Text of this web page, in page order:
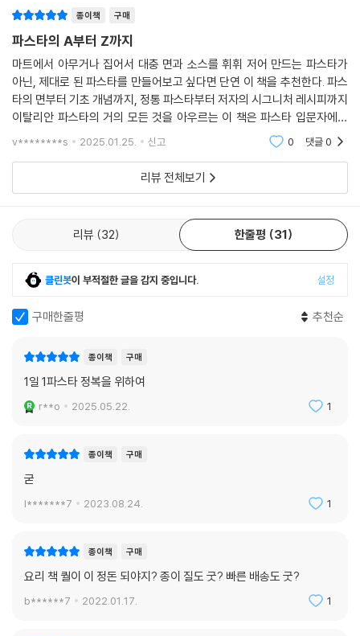
종이책 구매
파스타의 A부터 Z까지
마트에서 아무거나 집어서 대충 면과 소스를 휘휘 저어 만드는 파스타가
아닌, 제대로 된 파스타를 만들어보고 싶다면 단연 이 책을 추천한다. 파스
타의 면부터 기초 개념까지, 정통 파스타부터 저자의 시그니처 레시피까지
이탈리안 파스타의 거의 모든 것을 아우르는 이 책은 파스타 입문자에게
v********s 2025.01.25. 신고 0 댓글0
리뷰 전체보기
리뷰 32 한줄평 31
클린봇이 부적절한 글을 감지 중입니다. 설정
구매한줄평 추천순
종이책 구매
1일 1파스타 정복을 위하여
r**o 2025.05.22. 1
종이책 구매
굳
l*******7 2023.08.24. 1
종이책 구매
요리 책 퀄이 이 정돈 되야지? 종이 질도 굿? 빠른 배송도 굿?
b******7 2022.01.17. 1